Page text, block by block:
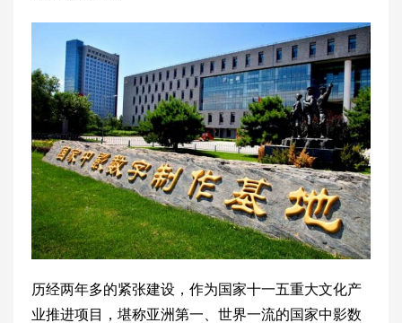
历经两年多的紧张建设，作为国家十一五重大文化产
业推进项目，堪称亚洲第一、世界一流的国家中影数